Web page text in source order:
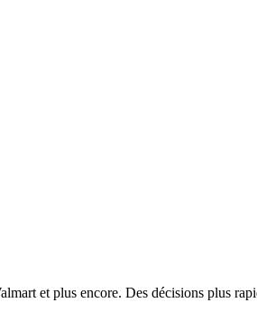
et plus encore. Des décisions plus